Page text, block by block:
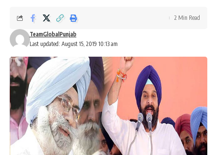
Last updated: August 15, 2019 10:13 am
TeamGlobalPunjab
2 Min Read